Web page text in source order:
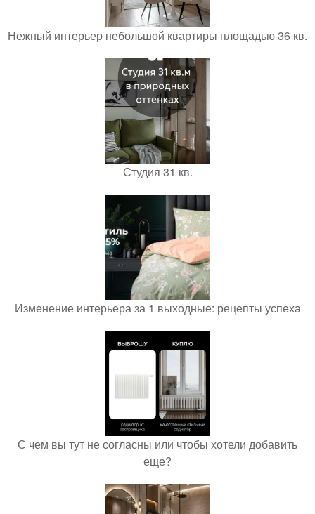
Нежный интерьер небольшой квартиры площадью 36 кв.
Студия 31 кв.
Изменение интерьера за 1 выходные: рецепты успеха
С чем вы тут не согласны или чтобы хотели добавить
еще?